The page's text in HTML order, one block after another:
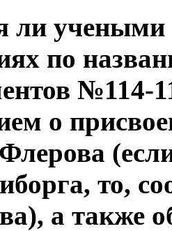
ли
по
№114-
о
то,
а также